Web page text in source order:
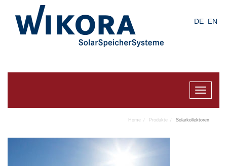
DE EN
Toggle
Home Produkte Solarkollektoren